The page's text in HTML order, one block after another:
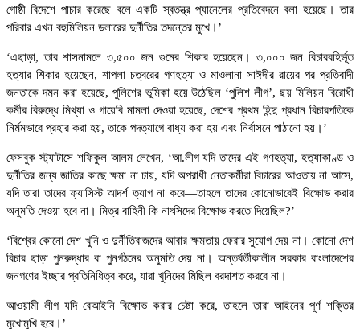
গোষ্ঠী বিদেশে পাচার করেছে বলে একটি স্বতন্ত্র প্যানেলের প্রতিবেদনে বলা হয়েছে। তার
পরিবার এখন বহুমিলিয়ন ডলারের দুর্নীতির তদন্তের মুখে।’
‘এছাড়া, তার শাসনামলে ৩,৫০০ জন গুমের শিকার হয়েছেন। ৩,০০০ জন বিচারবহির্ভূত
হত্যার শিকার হয়েছেন, শাপলা চত্বরের গণহত্যা ও মাওলানা সাঈদীর রায়ের পর প্রতিবাদী
জনতাকে দমন করা হয়েছে, পুলিশের ভূমিকা হয়ে উঠেছিল ‘পুলিশ লীগ’, ছয় মিলিয়ন বিরোধী
কর্মীর বিরুদ্ধে মিথ্যা ও গায়েবি মামলা দেওয়া হয়েছে, দেশের প্রথম হিন্দু প্রধান বিচারপতিকে
নির্মমভাবে প্রহার করা হয়, তাকে পদত্যাগে বাধ্য করা হয় এবং নির্বাসনে পাঠানো হয়।’
ফেসবুক স্ট্যাটাসে শফিকুল আলম লেখেন, ‘আ.লীগ যদি তাদের এই গণহত্যা, হত্যাকাণ্ড ও
দুর্নীতির জন্য জাতির কাছে ক্ষমা না চায়, যদি অপরাধী নেতাকর্মীরা বিচারের আওতায় না আসে,
যদি তারা তাদের ফ্যাসিস্ট আদর্শ ত্যাগ না করে—তাহলে তাদের কোনোভাবেই বিক্ষোভ করার
অনুমতি দেওয়া হবে না। মিত্র বাহিনী কি নাৎসিদের বিক্ষোভ করতে দিয়েছিল?’
‘বিশ্বের কোনো দেশ খুনি ও দুর্নীতিবাজদের আবার ক্ষমতায় ফেরার সুযোগ দেয় না। কোনো দেশ
বিচার ছাড়া পুনরুদ্ধার বা পুনর্গঠনের অনুমতি দেয় না। অন্তর্বর্তীকালীন সরকার বাংলাদেশের
জনগণের ইচ্ছার প্রতিনিধিত্ব করে, যারা খুনিদের মিছিল বরদাশত করবে না।
আওয়ামী লীগ যদি বেআইনি বিক্ষোভ করার চেষ্টা করে, তাহলে তারা আইনের পূর্ণ শক্তির
মুখোমুখি হবে।’